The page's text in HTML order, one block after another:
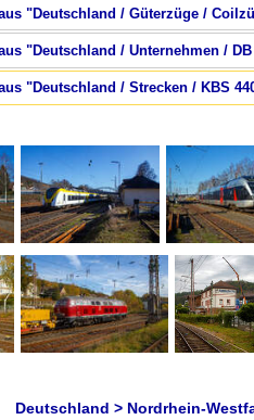
"Deutschland / Güterzüge /
"Deutschland / Unternehmen /
"Deutschland / Strecken / KBS
Deutschland > Nordrhein-